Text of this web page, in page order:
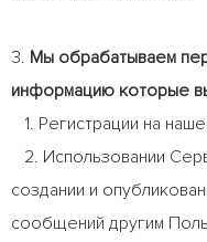
3. Мы обрабатываем
информацию которые
1. Регистрации на
2. Использовании
создании и
сообщений другим